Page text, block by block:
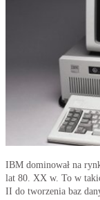
IBM dominował na
lat 80. XX w. To w
II do tworzenia baz